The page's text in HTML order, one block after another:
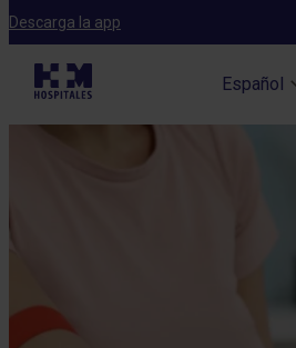
Descarga la app
Español